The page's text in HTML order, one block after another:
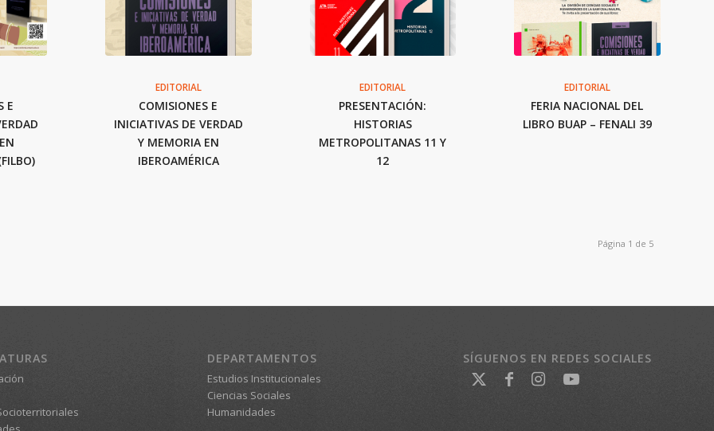
E
EDITORIAL
COMISIONES E
INICIATIVAS DE VERDAD
Y MEMORIA EN
IBEROAMÉRICA
EDITORIAL
PRESENTACIÓN:
HISTORIAS
METROPOLITANAS 11 Y
12
EDITORIAL
FERIA NACIONAL DEL
LIBRO BUAP – FENALI 39
Página 1 de 5
DEPARTAMENTOS
Estudios Institucionales
Ciencias Sociales
Humanidades
SÍGUENOS EN REDES SOCIALES